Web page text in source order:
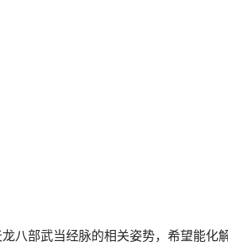
八部武当经脉的相关姿势，希望能化